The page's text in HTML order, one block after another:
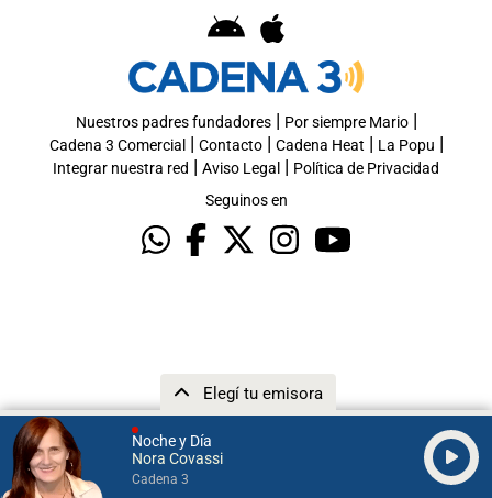
Noche y Día
Nora Covassi
Cadena 3
Elegí tu emisora
Nuestros padres fundadores| Por siempre Mario|
Cadena 3 Comercial | Contacto| Cadena Heat | La Popu |
Integrar nuestra red | Aviso Legal | Política de Privacidad
Seguinos en